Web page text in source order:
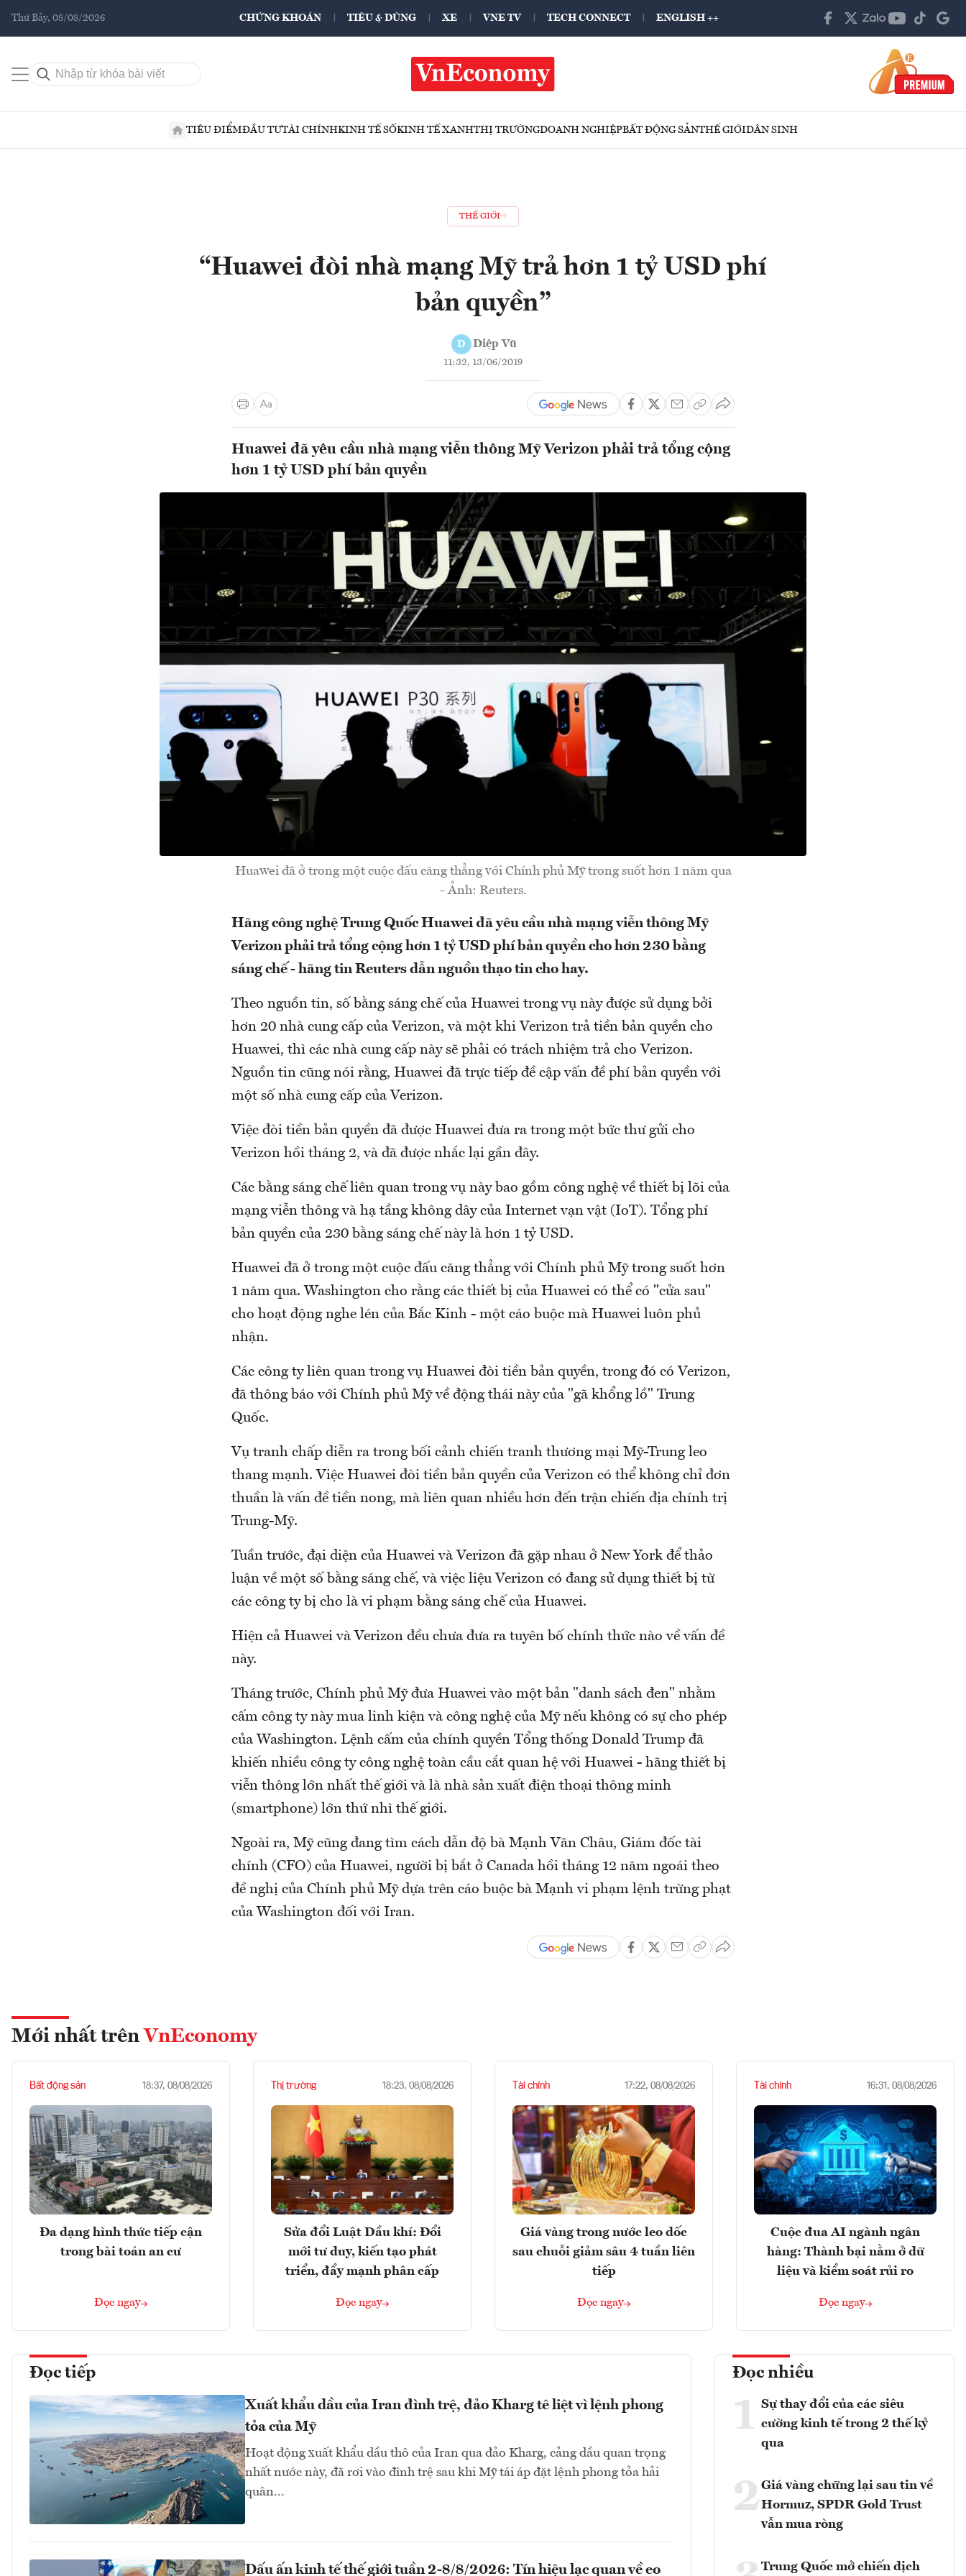
Thứ Bảy, 08/08/2026 CHỨNG KHOÁN TIÊU & DÙNG XE VNE TV TECH CONNECT ENGLISH ++
TIÊU ĐIỂMĐẦU TƯTÀI CHÍNHKINH TẾ SỐKINH TẾ XANHTHỊ TRƯỜNGDOANH NGHIỆPBẤT ĐỘNG SẢNTHẾ GIỚIDÂN SINH
THẾ GIỚI
“Huawei đòi nhà mạng Mỹ trả hơn 1 tỷ USD phí
bản quyền”
D Diệp Vũ
11:32, 13/06/2019
Huawei đã yêu cầu nhà mạng viễn thông Mỹ Verizon phải trả tổng cộng
hơn 1 tỷ USD phí bản quyền
Huawei đã ở trong một cuộc đấu căng thẳng với Chính phủ Mỹ trong suốt hơn 1 năm qua
- Ảnh: Reuters.
Hãng công nghệ Trung Quốc Huawei đã yêu cầu nhà mạng viễn thông Mỹ
Verizon phải trả tổng cộng hơn 1 tỷ USD phí bản quyền cho hơn 230 bằng
sáng chế - hãng tin Reuters dẫn nguồn thạo tin cho hay.
Theo nguồn tin, số bằng sáng chế của Huawei trong vụ này được sử dụng bởi
hơn 20 nhà cung cấp của Verizon, và một khi Verizon trả tiền bản quyền cho
Huawei, thì các nhà cung cấp này sẽ phải có trách nhiệm trả cho Verizon.
Nguồn tin cũng nói rằng, Huawei đã trực tiếp đề cập vấn đề phí bản quyền với
một số nhà cung cấp của Verizon.
Việc đòi tiền bản quyền đã được Huawei đưa ra trong một bức thư gửi cho
Verizon hồi tháng 2, và đã được nhắc lại gần đây.
Các bằng sáng chế liên quan trong vụ này bao gồm công nghệ về thiết bị lõi của
mạng viễn thông và hạ tầng không dây của Internet vạn vật (IoT). Tổng phí
bản quyền của 230 bằng sáng chế này là hơn 1 tỷ USD.
Huawei đã ở trong một cuộc đấu căng thẳng với Chính phủ Mỹ trong suốt hơn
1 năm qua. Washington cho rằng các thiết bị của Huawei có thể có "cửa sau"
cho hoạt động nghe lén của Bắc Kinh - một cáo buộc mà Huawei luôn phủ
nhận.
Các công ty liên quan trong vụ Huawei đòi tiền bản quyền, trong đó có Verizon,
đã thông báo với Chính phủ Mỹ về động thái này của "gã khổng lồ" Trung
Quốc.
Vụ tranh chấp diễn ra trong bối cảnh chiến tranh thương mại Mỹ-Trung leo
thang mạnh. Việc Huawei đòi tiền bản quyền của Verizon có thể không chỉ đơn
thuần là vấn đề tiền nong, mà liên quan nhiều hơn đến trận chiến địa chính trị
Trung-Mỹ.
Tuần trước, đại diện của Huawei và Verizon đã gặp nhau ở New York để thảo
luận về một số bằng sáng chế, và việc liệu Verizon có đang sử dụng thiết bị từ
các công ty bị cho là vi phạm bằng sáng chế của Huawei.
Hiện cả Huawei và Verizon đều chưa đưa ra tuyên bố chính thức nào về vấn đề
này.
Tháng trước, Chính phủ Mỹ đưa Huawei vào một bản "danh sách đen" nhằm
cấm công ty này mua linh kiện và công nghệ của Mỹ nếu không có sự cho phép
của Washington. Lệnh cấm của chính quyền Tổng thống Donald Trump đã
khiến nhiều công ty công nghệ toàn cầu cắt quan hệ với Huawei - hãng thiết bị
viễn thông lớn nhất thế giới và là nhà sản xuất điện thoại thông minh
(smartphone) lớn thứ nhì thế giới.
Ngoài ra, Mỹ cũng đang tìm cách dẫn độ bà Mạnh Vãn Châu, Giám đốc tài
chính (CFO) của Huawei, người bị bắt ở Canada hồi tháng 12 năm ngoái theo
đề nghị của Chính phủ Mỹ dựa trên cáo buộc bà Mạnh vi phạm lệnh trừng phạt
của Washington đối với Iran.
Mới nhất trên VnEconomy
Bất động sản 18:37, 08/08/2026
Đa dạng hình thức tiếp cận
trong bài toán an cư
Đọc ngay
Thị trường 18:23, 08/08/2026
Sửa đổi Luật Dầu khí: Đổi
mới tư duy, kiến tạo phát
triển, đẩy mạnh phân cấp
Đọc ngay
Tài chính 17:22, 08/08/2026
Giá vàng trong nước leo dốc
sau chuỗi giảm sâu 4 tuần liên
tiếp
Đọc ngay
Tài chính 16:31, 08/08/2026
Cuộc đua AI ngành ngân
hàng: Thành bại nằm ở dữ
liệu và kiểm soát rủi ro
Đọc ngay
Đọc tiếp
Xuất khẩu dầu của Iran đình trệ, đảo Kharg tê liệt vì lệnh phong
tỏa của Mỹ
Hoạt động xuất khẩu dầu thô của Iran qua đảo Kharg, cảng dầu quan trọng
nhất nước này, đã rơi vào đình trệ sau khi Mỹ tái áp đặt lệnh phong tỏa hải
quân...
Dấu ấn kinh tế thế giới tuần 2-8/8/2026: Tín hiệu lạc quan về eo
Đọc nhiều
1 Sự thay đổi của các siêu
cường kinh tế trong 2 thế kỷ
qua
2Giá vàng chững lại sau tin về
Hormuz, SPDR Gold Trust
vẫn mua ròng
Trung Quốc mở chiến dịch